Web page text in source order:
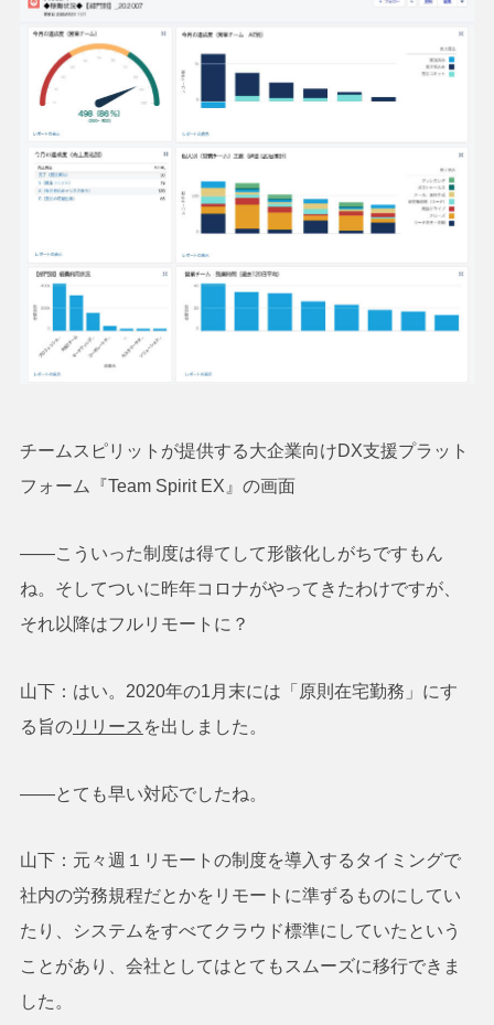
チームスピリットが提供する大企業向けDX支援プラット
フォーム『Team Spirit EX』の画面
――こういった制度は得てして形骸化しがちですもん
ね。そしてついに昨年コロナがやってきたわけですが、
それ以降はフルリモートに？
山下：はい。2020年の1月末には「原則在宅勤務」にす
る旨のリリース を出しました。
――とても早い対応でしたね。
山下：元々週１リモートの制度を導入するタイミングで
社内の労務規程だとかをリモートに準ずるものにしてい
たり、システムをすべてクラウド標準にしていたという
ことがあり、会社としてはとてもスムーズに移行できま
した。